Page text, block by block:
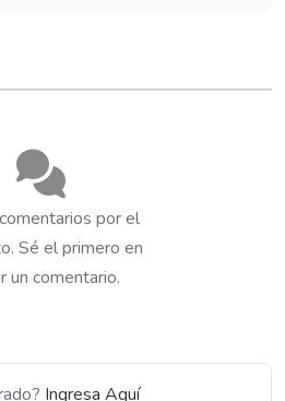
por el
Sé el primero en
un comentario.
Ingresa Aquí